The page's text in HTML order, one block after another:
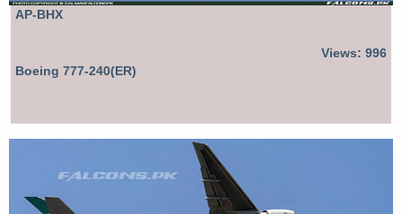
AP-BHX
Views: 996
Boeing 777-240(ER)